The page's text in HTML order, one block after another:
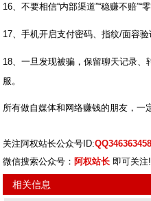
16、不要相信“内部渠道”“稳赚不赔”“
17、手机开启支付密码、指纹/面容
18、一旦发现被骗，保留聊天记录
服。
所有做自媒体和网络赚钱的朋友，一
关注阿权站长公众号ID:QQ346363458
微信搜索公众号： 阿权站长 即可关注!
相关信息